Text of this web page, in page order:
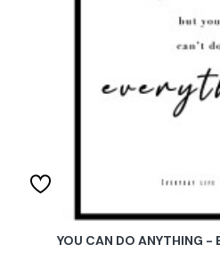
YOU CAN DO ANYTHING -